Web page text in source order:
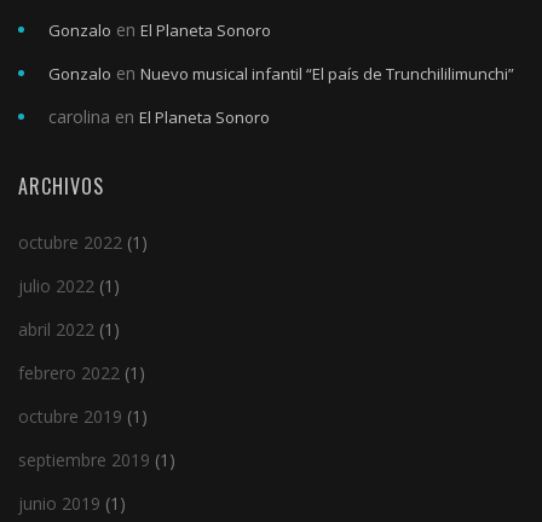
Gonzalo en El Planeta Sonoro
Gonzalo en Nuevo musical infantil “El país de Trunchililimunchi”
carolina en El Planeta Sonoro
ARCHIVOS
octubre 2022 (1)
julio 2022 (1)
abril 2022 (1)
febrero 2022 (1)
octubre 2019 (1)
septiembre 2019 (1)
junio 2019 (1)